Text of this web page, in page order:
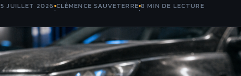
5 JUILLET 2026·CLÉMENCE SAUVETERRE·8 MIN DE LECTURE